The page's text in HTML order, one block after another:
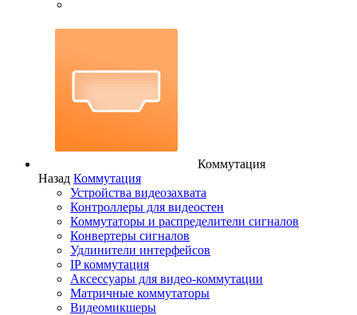
Коммутация
Назад Коммутация
Устройства видеозахвата
Контроллеры для видеостен
Коммутаторы и распределители сигналов
Конвертеры сигналов
Удлинители интерфейсов
IP коммутация
Аксессуары для видео-коммутации
Матричные коммутаторы
Видеомикшеры